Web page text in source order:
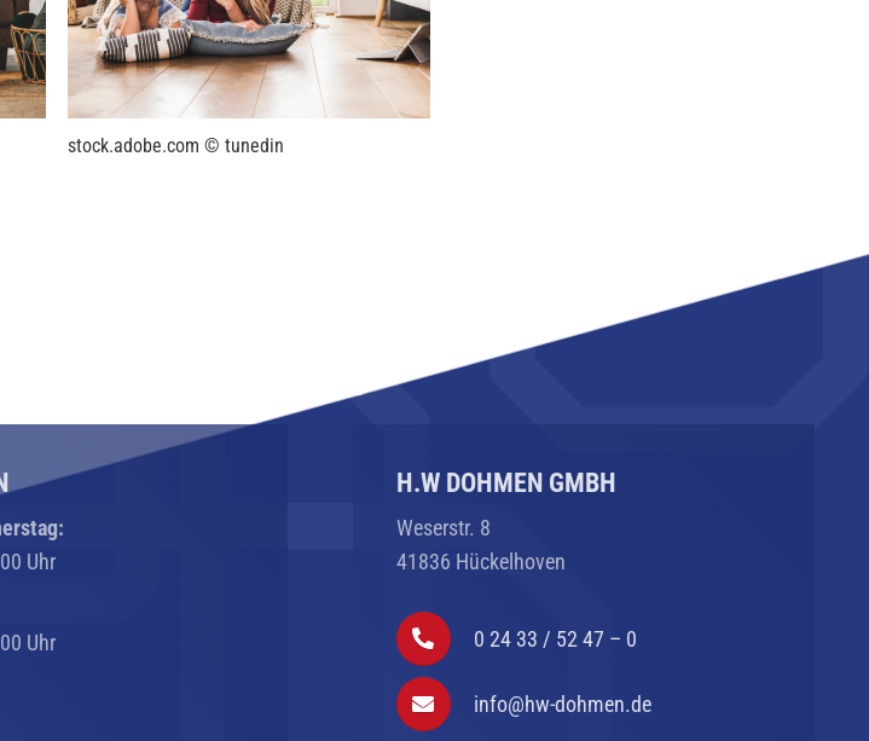
stock.adobe.com © tunedin
Uhr
Uhr
H.W DOHMEN GMBH
Weserstr. 8
41836 Hückelhoven
0 24 33 / 52 47 – 0
info@hw-dohmen.de